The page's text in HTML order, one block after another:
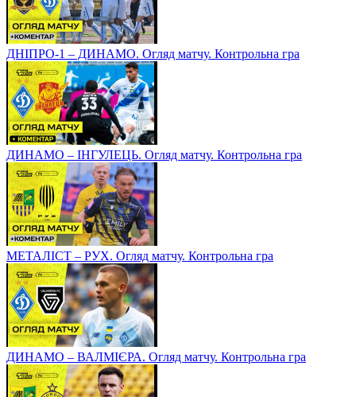
ДНІПРО-1 – ДИНАМО. Огляд матчу. Контрольна гра
ДИНАМО – ІНГУЛЕЦЬ. Огляд матчу. Контрольна гра
МЕТАЛІСТ – РУХ. Огляд матчу. Контрольна гра
ДИНАМО – ВАЛМІЄРА. Огляд матчу. Контрольна гра